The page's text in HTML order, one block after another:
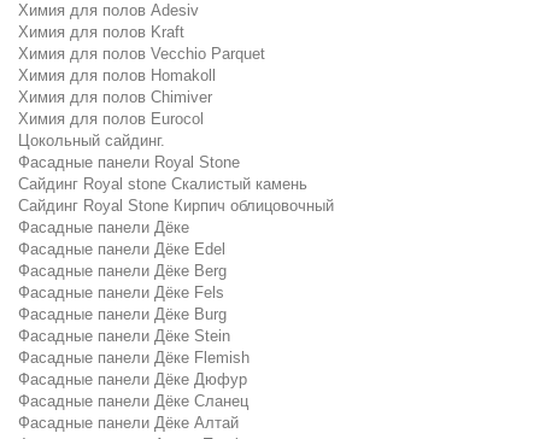
Химия для полов Adesiv
Химия для полов Kraft
Химия для полов Vecchio Parquet
Химия для полов Homakoll
Химия для полов Chimiver
Химия для полов Eurocol
Цокольный сайдинг.
Фасадные панели Royal Stone
Сайдинг Royal stone Скалистый камень
Сайдинг Royal Stone Кирпич облицовочный
Фасадные панели Дёке
Фасадные панели Дёке Edel
Фасадные панели Дёке Berg
Фасадные панели Дёке Fels
Фасадные панели Дёке Burg
Фасадные панели Дёке Stein
Фасадные панели Дёке Flemish
Фасадные панели Дёке Дюфур
Фасадные панели Дёке Сланец
Фасадные панели Дёке Алтай